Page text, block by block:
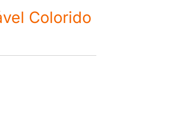
Colorido